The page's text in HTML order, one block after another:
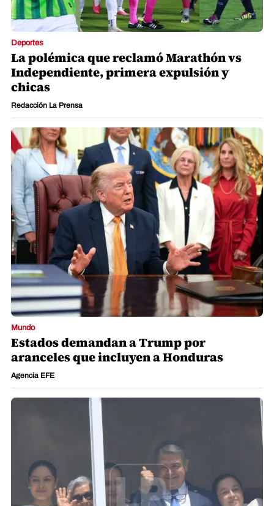
Deportes
La polémica que reclamó Marathón vs
Independiente, primera expulsión y
chicas
Redacción La Prensa
Mundo
Estados demandan a Trump por
aranceles que incluyen a Honduras
Agencia EFE